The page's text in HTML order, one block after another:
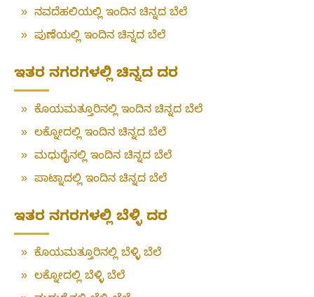
» ನವದೆಹಲಿಯಲ್ಲಿ ಇಂದಿನ ಚಿನ್ನದ ಬೆಲೆ
» ಪುಣೆಯಲ್ಲಿ ಇಂದಿನ ಚಿನ್ನದ ಬೆಲೆ
ಇತರ ನಗರಗಳಲ್ಲಿ ಚಿನ್ನದ ದರ
» ಕೊಯಮತ್ತೂರಿನಲ್ಲಿ ಇಂದಿನ ಚಿನ್ನದ ಬೆಲೆ
» ಲಕ್ನೋದಲ್ಲಿ ಇಂದಿನ ಚಿನ್ನದ ಬೆಲೆ
» ಮಧುರೈನಲ್ಲಿ ಇಂದಿನ ಚಿನ್ನದ ಬೆಲೆ
» ಪಾಟ್ನಾದಲ್ಲಿ ಇಂದಿನ ಚಿನ್ನದ ಬೆಲೆ
ಇತರ ನಗರಗಳಲ್ಲಿ ಬೆಳ್ಳಿ ದರ
» ಕೊಯಮತ್ತೂರಿನಲ್ಲಿ ಬೆಳ್ಳಿ ಬೆಲೆ
» ಲಕ್ನೋದಲ್ಲಿ ಬೆಳ್ಳಿ ಬೆಲೆ